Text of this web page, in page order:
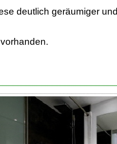
deutlich geräumiger